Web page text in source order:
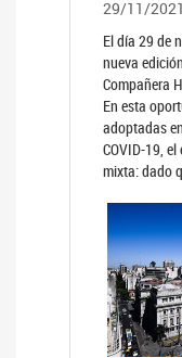
29/11/2021
El día 29 de
nueva
Compañera
En esta
adoptadas
COVID-19,
mixta: dado